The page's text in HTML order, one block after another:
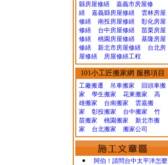
縣房屋修繕
嘉義市房屋修
繕
嘉義縣房屋修繕
雲林房屋
修繕
南投房屋修繕
彰化房屋
修繕
台中房屋修繕
苗栗房屋
修繕
桃園房屋修繕
基隆房屋
修繕
新北市房屋修繕
台北房
屋修繕
房屋修繕工程
101小工匠搬家網 服務項目
工廠搬遷 吊車搬家
回頭車搬
家
學生搬家 花東搬家
高
雄搬家
台南搬家
雲嘉搬
家
彰投搬家 台中搬家
竹
苗搬家
桃園搬家
新北市搬
家
台北搬家 搬家公司
阿伯！請問台中太平洋怎麼